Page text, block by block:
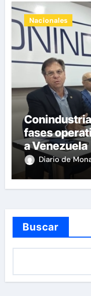
Nacionales
fases
a Venezuela
Diario de
Buscar